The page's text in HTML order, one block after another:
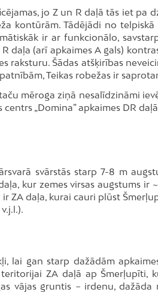
jo Z un R daļā tās iet pa
kontūrām. Tādējādi no telpiskā
ir ar funkcionālo,
daļa (arī apkaimes A gals)
raksturu. Šādas atšķirības
Teikas robežas ir
mēroga ziņā nesalīdzināmi
„Domina” apkaimes DR
svārstās starp 7-8 m
kur zemes virsas augstums ir
ZA daļa, kurai cauri plūst
lai gan starp dažādām
ZA daļā ap Šmerļupīti,
vājas gruntis − irdenu, dažāda